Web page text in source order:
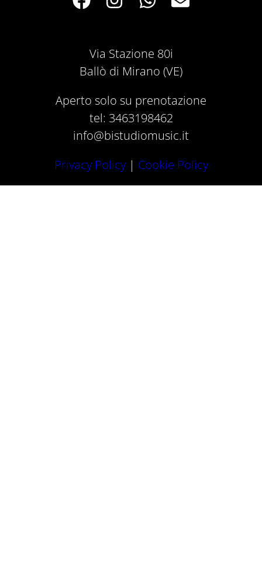
Via Stazione 80i
Ballò di Mirano (VE)
Aperto solo su prenotazione
tel: 3463198462
info@bistudiomusic.it
Privacy Policy| Cookie Policy